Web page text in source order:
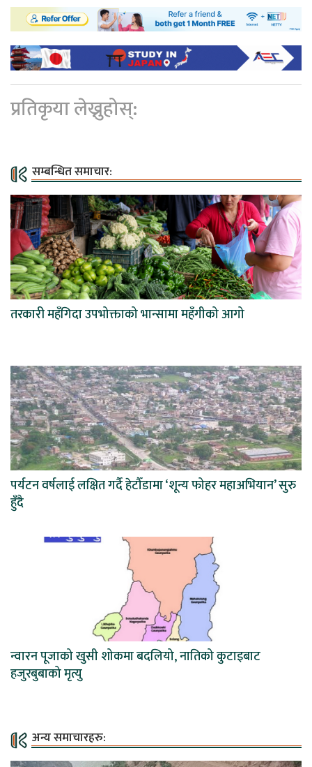
प्रतिकृया लेख्नुहोस्:
सम्बन्धित समाचार:
तरकारी महँगिदा उपभोक्ताको भान्सामा महँगीको आगो
पर्यटन वर्षलाई लक्षित गर्दै हेटौँडामा ‘शून्य फोहर महाअभियान’ सुरु
हुँदै
न्वारन पूजाको खुसी शोकमा बदलियो, नातिको कुटाइबाट
हजुरबुबाको मृत्यु
अन्य समाचारहरु: